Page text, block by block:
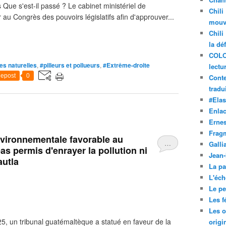
s'est-il passé ? Le cabinet ministériel de
Congrès des pouvoirs législatifs afin d'approuver...
naturelles, #pilleurs et pollueurs, #Extrême-droite
0
…
favorable au
permis d'enrayer la pollution ni
un tribunal guatémaltèque a statué en faveur de la
Chili
Chili
la
La
Le
Les
Les